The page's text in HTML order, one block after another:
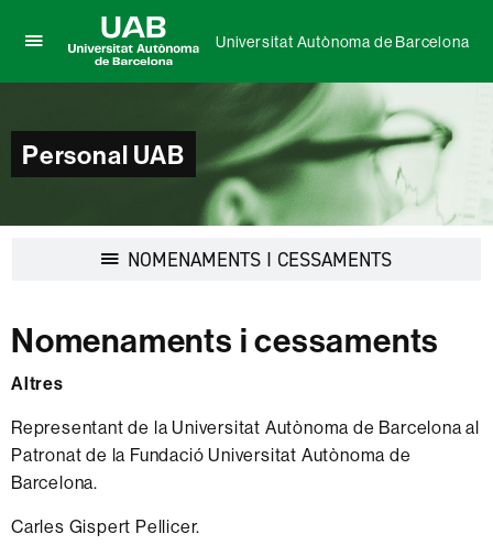
per
el
menú
de
Barcelona
Barcelona
Universitat Autònoma de Barcelona
Personal UAB
NOMENAMENTS I CESSAMENTS
Nomenaments i cessaments
Altres
Representant de la Universitat Autònoma de Barcelona al
Patronat de la Fundació Universitat Autònoma de
Barcelona.
Carles Gispert Pellicer.